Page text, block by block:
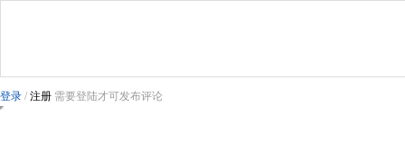
登录 / 注册 需要登陆才可发布评论